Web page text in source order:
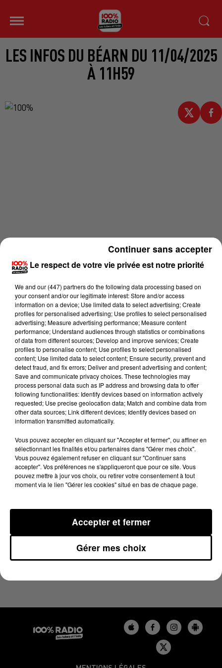
LES INFOS DU BÉARN DU 11/04/2025
À 11H59
Lecture (2 min 13 sec)
100%
11 avril 2025 - 2 min 13 sec
LES INFOS DU BÉARN DU 11/04/2025 À 11H59
Le respect de votre vie privée est notre priorité
We and our (447) partnersdo the following data processing based on
your consent and/or our legitimate interest: Store and/or access
information on a device; Use limited data to select advertising; Create
profiles for personalised advertising; Use profiles to select personalised
advertising; Measure advertising performance; Measure content
performance; Understand audiences through statistics or combinations
of data from different sources; Develop and improve services; Create
profiles to personalise content; Use profiles to select personalised
content; Use limited data to select content; Ensure security, prevent and
detect fraud, and fix errors; Deliver and present advertising and content;
Save and communicate privacy choices. These technologies may
process personal data such as IP address and browsing data to offer
following functionalities: Identify devices based on information actively
requested; Use precise geolocation data; Match and combine data from
other data sources; Link different devices; Identify devices based on
information transmitted automatically.
Vous pouvez accepter en cliquant sur "Accepter et fermer", ou affiner en
sélectionnant les finalités et/ou partenaires dans "Gérer mes choix".
Vous pouvez également refuser en cliquant sur "Continuer sans
accepter". Vos préférences ne s'appliqueront que pour ce site. Vous
pouvez mettre à jour vos choix, ou retirer votre consentement à tout
moment via le lien "Gérer les cookies" situé en bas de chaque page.
Gérer mes choix
Accepter et fermer
Continuer sans accepter